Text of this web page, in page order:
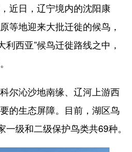
湖北 湖南
黑龙江
日，辽宁境内的沈阳康
等地迎来大批迁徙的候鸟，
利西亚”候鸟迁徙路线之中，
沁沙地南缘、辽河上游西
的生态屏障。目前，湖区鸟
级和二级保护鸟类共69种。